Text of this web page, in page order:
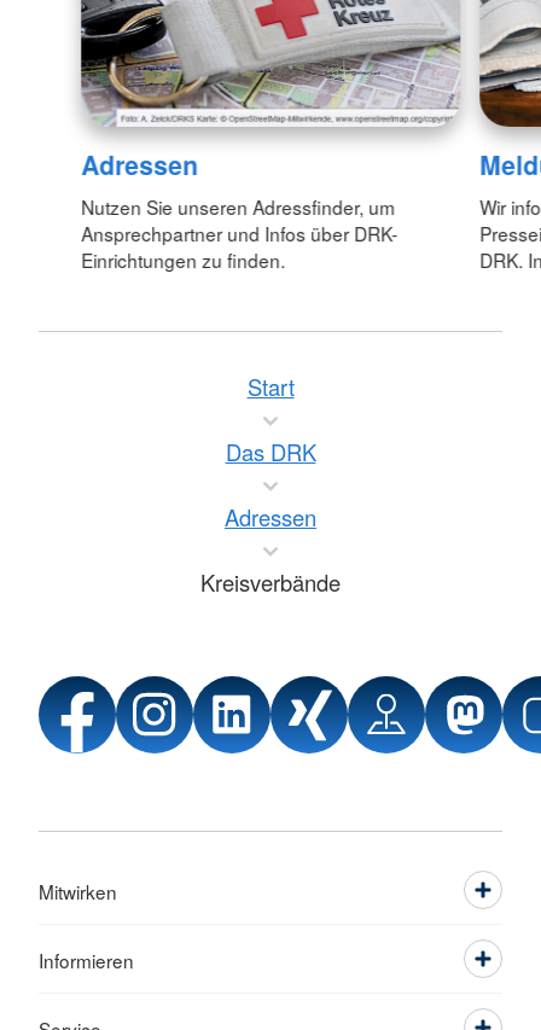
Adressen
Nutzen Sie unseren Adressfinder, um
Ansprechpartner und Infos über DRK-
Einrichtungen zu finden.
Wir
DRK.
Start
Das DRK
Adressen
Kreisverbände
Mitwirken
Informieren